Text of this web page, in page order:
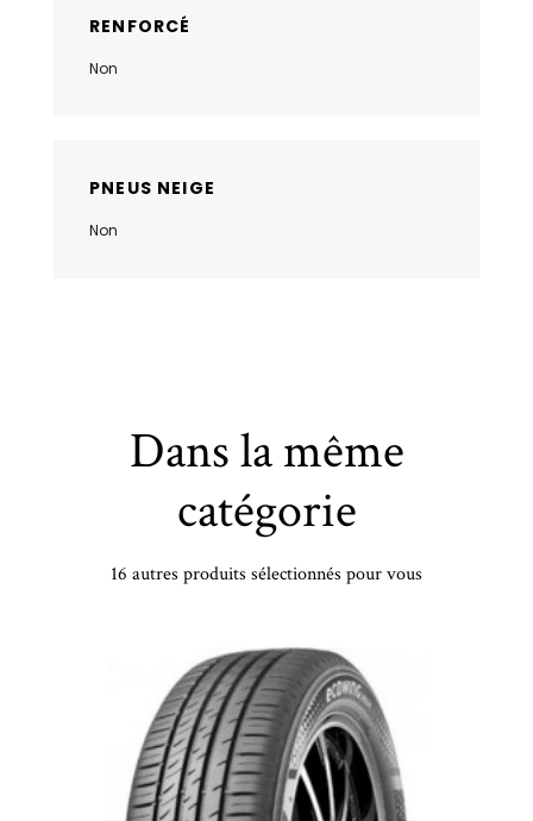
RENFORCÉ
Non
PNEUS NEIGE
Non
Dans la même
catégorie
16 autres produits sélectionnés pour vous